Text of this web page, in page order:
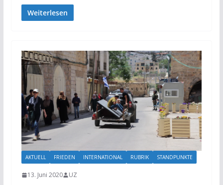
Weiterlesen
AKTUELL FRIEDEN INTERNATIONAL RUBRIK STANDPUNKTE
13. Juni 2020 UZ